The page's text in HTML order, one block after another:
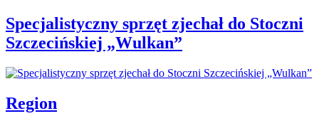
Specjalistyczny sprzęt zjechał do Stoczni
Szczecińskiej „Wulkan”
Region